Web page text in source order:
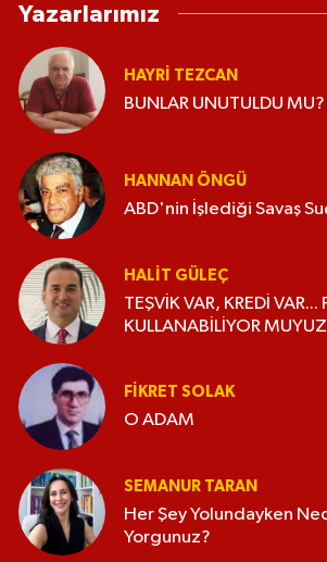
Yazarlarımız
HAYRI TEZCAN
BUNLAR UNUTULDU MU?
HANNAN ÖNGÜ
ABD'nin İşlediği Savaş
HALIT GÜLEÇ
TEŞVİK VAR, KREDİ VAR...
KULLANABİLİYOR
FIKRET SOLAK
O ADAM
SEMANUR TARAN
Her Şey Yolundayken
Yorgunuz?